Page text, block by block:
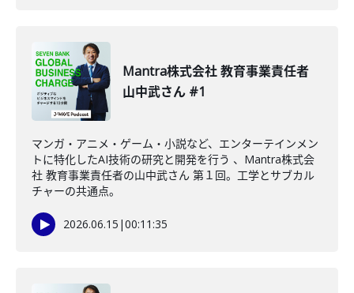
Mantra株式会社 教育事業責任者
山中武さん #1
マンガ・アニメ・ゲーム・小説など、エンターテインメン
トに特化したAI技術の研究と開発を行う 、Mantra株式会
社 教育事業責任者の山中武さん 第１回。工学とサブカル
チャーの共通点。
2026.06.15 |00:11:35